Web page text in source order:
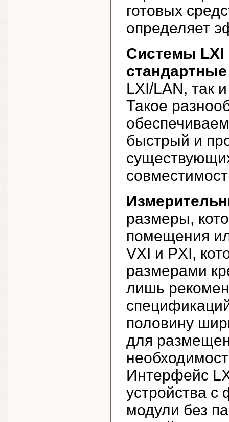
готовых
определяет
Системы LXI
LXI/LAN, так
Такое
быстрый и
размеры,
помещения
VXI и PXI,
размерами
лишь
половину
для
Интерфейс
устройства
модули без